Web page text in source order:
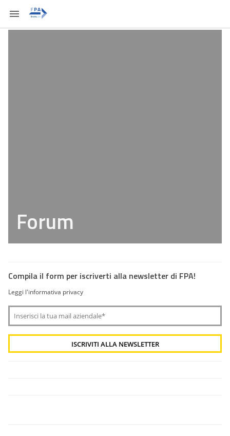
Forum
Compila il form per iscriverti alla newsletter di FPA!
Leggi l'informativa privacy